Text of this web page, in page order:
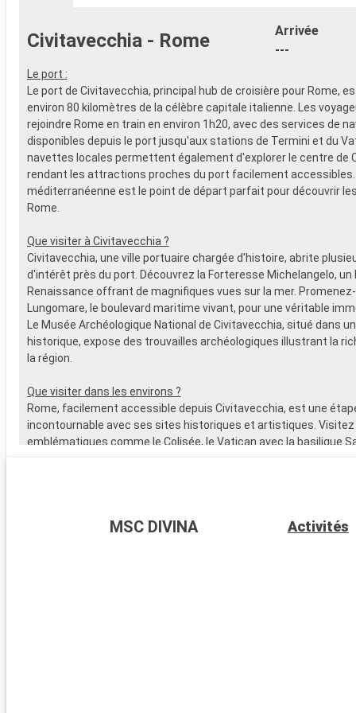
- Activités récréatives pour enfants
- Personnel qualifié multilingue
AUTRES PRIVILÈGES
- Points MSC Voyagers Club
prépayé
SPORT ET
-
Broadway
- Espace
-
- Activités
adultes,
- Activités
-
- Points
Civitavecchia - Rome
Arrivée
---
Le port :
Le port de Civitavecchia, principal hub de croisière pour Rome,
environ 80 kilomètres de la célèbre capitale italienne. Les
rejoindre Rome en train en environ 1h20, avec des services de
disponibles depuis le port jusqu'aux stations de Termini et du
navettes locales permettent également d'explorer le centre de
rendant les attractions proches du port facilement
méditerranéenne est le point de départ parfait pour découvrir
Rome.
Que visiter à Civitavecchia ?
Civitavecchia, une ville portuaire chargée d'histoire, abrite
d'intérêt près du port. Découvrez la Forteresse Michelangelo, un
Renaissance offrant de magnifiques vues sur la mer.
Lungomare, le boulevard maritime vivant, pour une véritable
Le Musée Archéologique National de Civitavecchia, situé dans
historique, expose des trouvailles archéologiques illustrant la
la région.
Que visiter dans les environs ?
Rome, facilement accessible depuis Civitavecchia, est une
incontournable avec ses sites historiques et artistiques. Visitez
emblématiques comme le Colisée, le Vatican avec la basilique
étrusques et son musée archéologique. Les jardins de la Villa
MSC DIVINA Activités